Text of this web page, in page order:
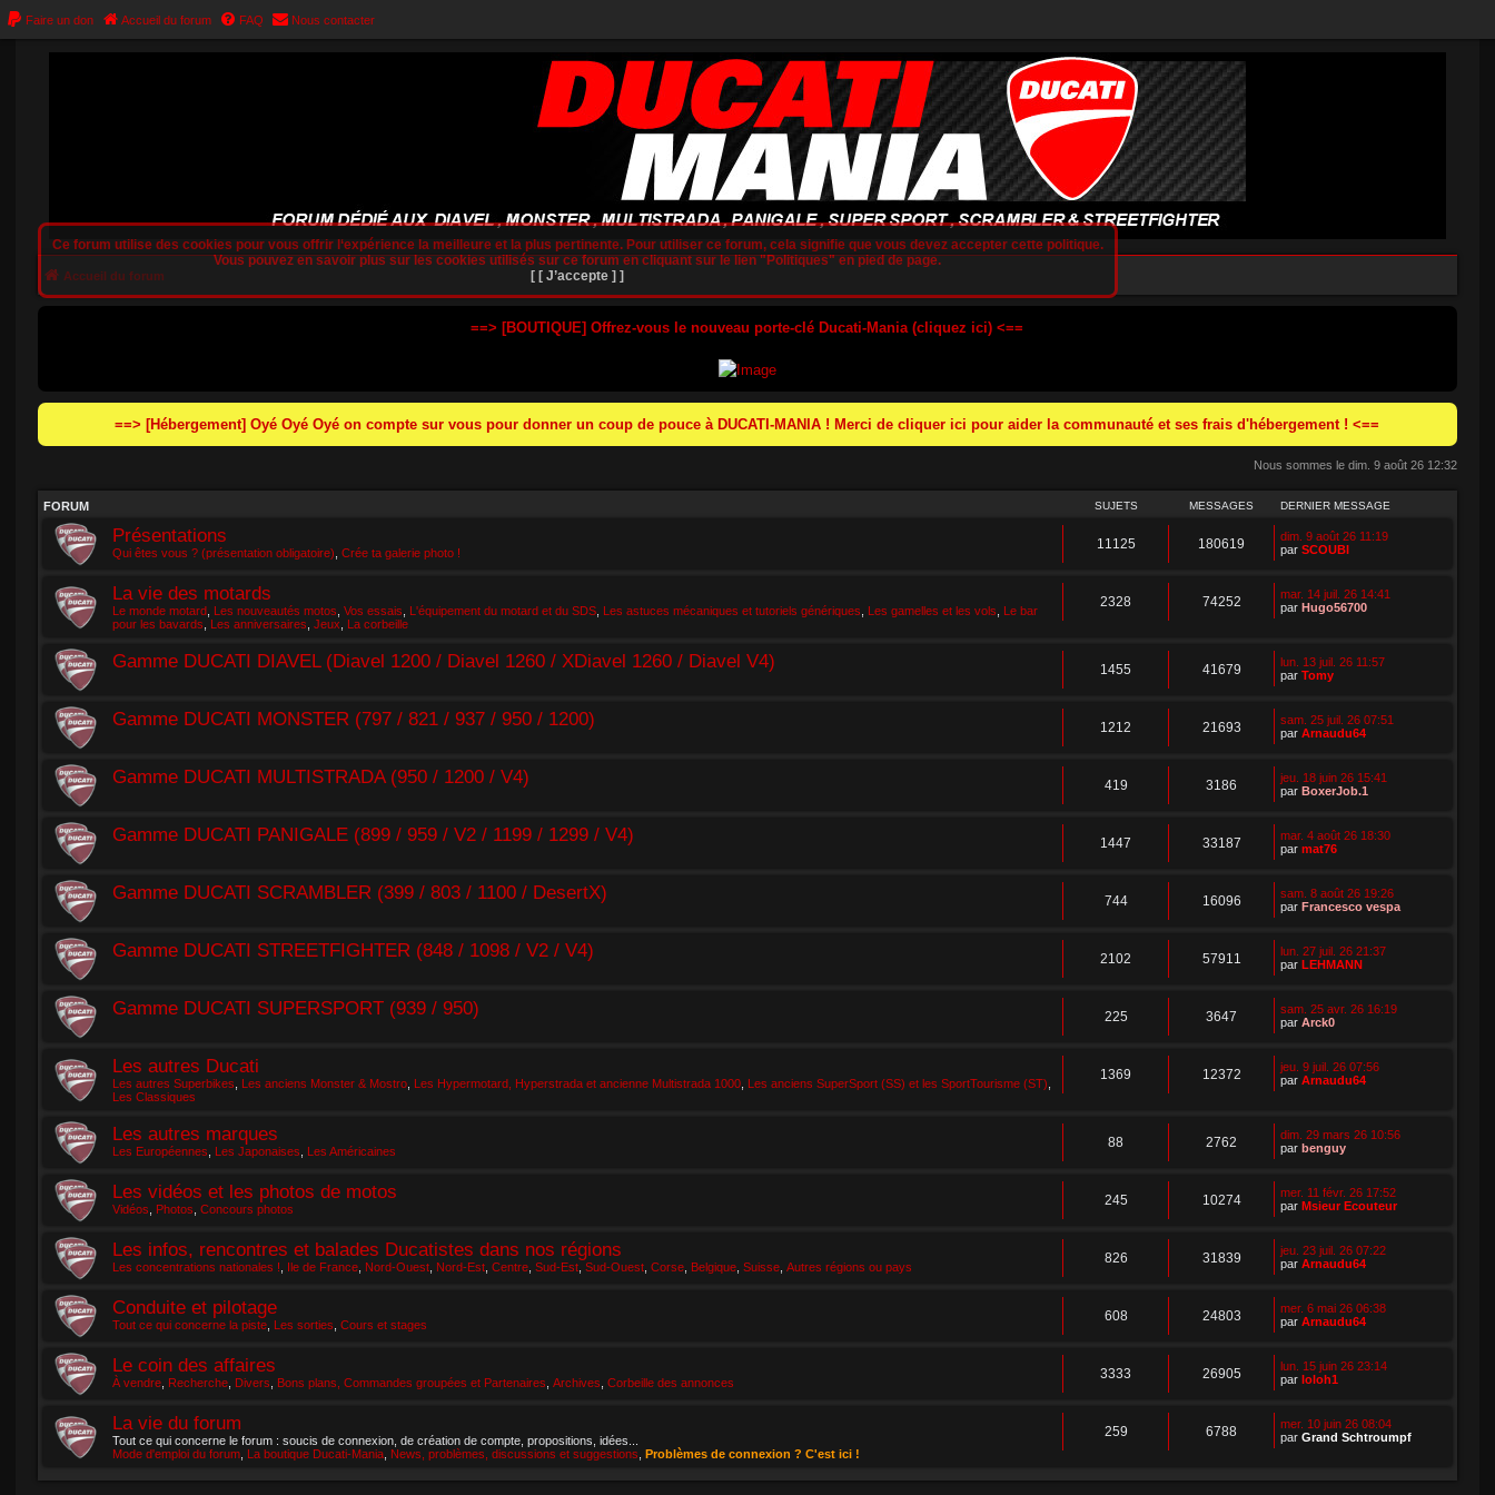
Faire un don Accueil du forum FAQ Nous contacter
Accueil du forum
==> [BOUTIQUE] Offrez-vous le nouveau porte-clé Ducati-Mania (cliquez ici) <==
==> [Hébergement] Oyé Oyé Oyé on compte sur vous pour donner un coup de pouce à DUCATI-MANIA ! Merci de cliquer ici pour aider la communauté et ses frais d'hébergement ! <==
Nous sommes le dim. 9 août 26 12:32
FORUM SUJETS MESSAGES DERNIER MESSAGE
Présentations
Qui êtes vous ? (présentation obligatoire), Crée ta galerie photo !
11125 180619
dim. 9 août 26 11:19
parSCOUBI
La vie des motards
Le monde motard, Les nouveautés motos, Vos essais, L'équipement du motard et du SDS, Les astuces mécaniques et tutoriels génériques, Les gamelles et les vols, Le bar
pour les bavards, Les anniversaires, Jeux, La corbeille
2328 74252
mar. 14 juil. 26 14:41
par Hugo56700
Gamme DUCATI DIAVEL (Diavel 1200 / Diavel 1260 / XDiavel 1260 / Diavel V4) 1455 41679
lun. 13 juil. 26 11:57
parTomy
Gamme DUCATI MONSTER (797 / 821 / 937 / 950 / 1200) 1212 21693
sam. 25 juil. 26 07:51
parArnaudu64
Gamme DUCATI MULTISTRADA (950 / 1200 / V4) 419 3186
jeu. 18 juin 26 15:41
par BoxerJob.1
Gamme DUCATI PANIGALE (899 / 959 / V2 / 1199 / 1299 / V4) 1447 33187
mar. 4 août 26 18:30
parmat76
Gamme DUCATI SCRAMBLER (399 / 803 / 1100 / DesertX) 744 16096
sam. 8 août 26 19:26
par Francesco vespa
Gamme DUCATI STREETFIGHTER (848 / 1098 / V2 / V4) 2102 57911
lun. 27 juil. 26 21:37
par LEHMANN
Gamme DUCATI SUPERSPORT (939 / 950) 225 3647
sam. 25 avr. 26 16:19
parArck0
Les autres Ducati
Les autres Superbikes, Les anciens Monster & Mostro, Les Hypermotard, Hyperstrada et ancienne Multistrada 1000, Les anciens SuperSport (SS) et les SportTourisme (ST),
Les Classiques
1369 12372
jeu. 9 juil. 26 07:56
parArnaudu64
Les autres marques
Les Européennes, Les Japonaises, Les Américaines
88 2762
dim. 29 mars 26 10:56
par benguy
Les vidéos et les photos de motos
Vidéos, Photos, Concours photos
245 10274
mer. 11 févr. 26 17:52
par Msieur Ecouteur
Les infos, rencontres et balades Ducatistes dans nos régions
Les concentrations nationales !, Ile de France, Nord-Ouest, Nord-Est, Centre, Sud-Est, Sud-Ouest, Corse, Belgique, Suisse, Autres régions ou pays
826 31839
jeu. 23 juil. 26 07:22
parArnaudu64
Conduite et pilotage
Tout ce qui concerne la piste, Les sorties, Cours et stages
608 24803
mer. 6 mai 26 06:38
parArnaudu64
Le coin des affaires
À vendre, Recherche, Divers, Bons plans, Commandes groupées et Partenaires, Archives, Corbeille des annonces
3333 26905
lun. 15 juin 26 23:14
par loloh1
La vie du forum
Tout ce qui concerne le forum : soucis de connexion, de création de compte, propositions, idées...
Mode d'emploi du forum, La boutique Ducati-Mania, News, problèmes, discussions et suggestions, Problèmes de connexion ? C'est ici !
259 6788
mer. 10 juin 26 08:04
parGrand Schtroumpf
Ce forum utilise des cookies pour vous offrir l‘expérience la meilleure et la plus pertinente. Pour utiliser ce forum, cela signifie que vous devez accepter cette politique.
Vous pouvez en savoir plus sur les cookies utilisés sur ce forum en cliquant sur le lien "Politiques" en pied de page.
[ [ J’accepte ] ]